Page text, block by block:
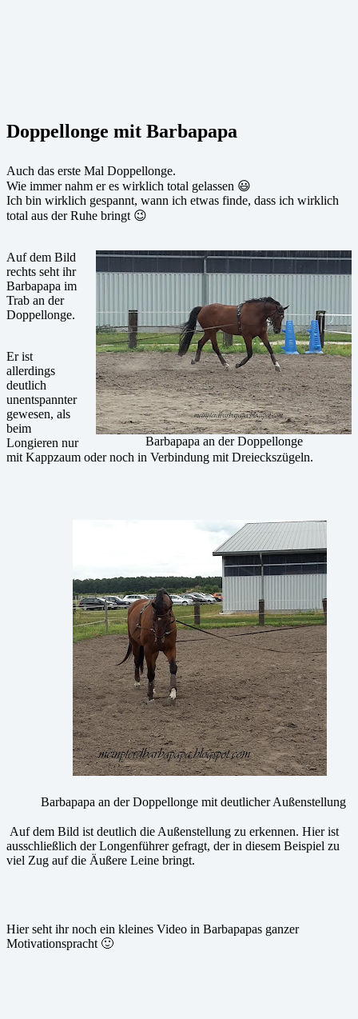
Doppellonge mit Barbapapa
Auch das erste Mal Doppellonge.
Wie immer nahm er es wirklich total gelassen 😃
Ich bin wirklich gespannt, wann ich etwas finde, dass ich wirklich
total aus der Ruhe bringt 😉
Barbapapa an der Doppellonge
Auf dem Bild
rechts seht ihr
Barbapapa im
Trab an der
Doppellonge.
Er ist
allerdings
deutlich
unentspannter
gewesen, als
beim
Longieren nur
mit Kappzaum oder noch in Verbindung mit Dreieckszügeln.
Barbapapa an der Doppellonge mit deutlicher Außenstellung
Auf dem Bild ist deutlich die Außenstellung zu erkennen. Hier ist
ausschließlich der Longenführer gefragt, der in diesem Beispiel zu
viel Zug auf die Äußere Leine bringt.
Hier seht ihr noch ein kleines Video in Barbapapas ganzer
Motivationspracht 🙂